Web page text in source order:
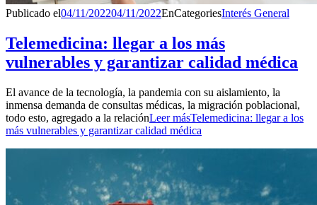
Publicado el04/11/202204/11/2022EnCategoriesInterés General
Telemedicina: llegar a los más
vulnerables y garantizar calidad médica
El avance de la tecnología, la pandemia con su aislamiento, la
inmensa demanda de consultas médicas, la migración poblacional,
todo esto, agregado a la relaciónLeer másTelemedicina: llegar a los
más vulnerables y garantizar calidad médica